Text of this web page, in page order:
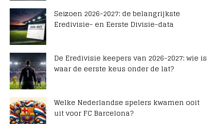
Seizoen 2026-2027: de belangrijkste
Eredivisie- en Eerste Divisie-data
De Eredivisie keepers van 2026-2027: wie is
waar de eerste keus onder de lat?
Welke Nederlandse spelers kwamen ooit
uit voor FC Barcelona?